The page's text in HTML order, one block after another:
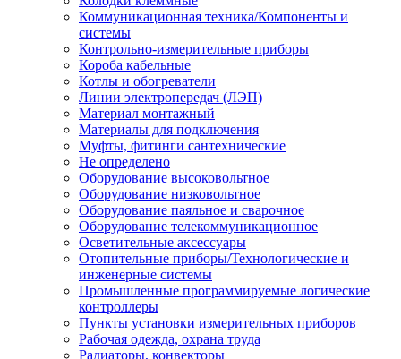
Коммуникационная техника/Компоненты и
системы
Контрольно-измерительные приборы
Короба кабельные
Котлы и обогреватели
Линии электропередач (ЛЭП)
Материал монтажный
Материалы для подключения
Муфты, фитинги сантехнические
Не определено
Оборудование высоковольтное
Оборудование низковольтное
Оборудование паяльное и сварочное
Оборудование телекоммуникационное
Осветительные аксессуары
Отопительные приборы/Технологические и
инженерные системы
Промышленные программируемые логические
контроллеры
Пункты установки измерительных приборов
Рабочая одежда, охрана труда
Радиаторы, конвекторы